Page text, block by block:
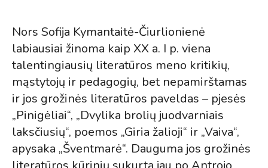
Nors Sofija Kymantaitė-Čiurlionienė
labiausiai žinoma kaip XX a. I p. viena
talentingiausių literatūros meno kritikių,
mąstytojų ir pedagogių, bet nepamirštamas
ir jos grožinės literatūros paveldas – pjesės
„Pinigėliai“, „Dvylika brolių juodvarniais
laksčiusių“, poemos „Giria žalioji“ ir „Vaiva“,
apysaka „Šventmarė“. Dauguma jos grožinės